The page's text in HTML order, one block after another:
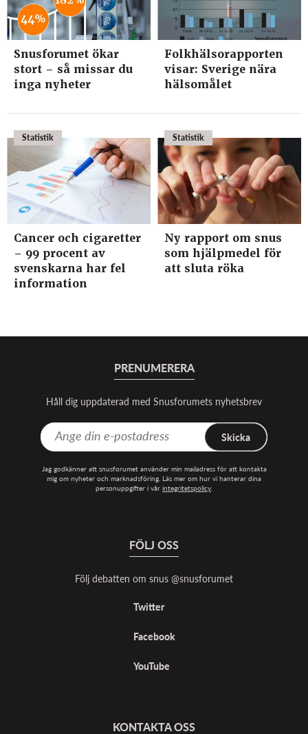
Snusforumet ökar
stort – så missar du
inga nyheter
Folkhälsorapporten
visar: Sverige nära
hälsomålet
Statistik
Cancer och cigaretter
– 99 procent av
svenskarna har fel
information
Statistik
Ny rapport om snus
som hjälpmedel för
att sluta röka
PRENUMERERA
Håll dig uppdaterad med Snusforumets nyhetsbrev
Skicka
Jag godkänner att snusforumet använder min mailadress för att kontakta
mig om nyheter och marknadsföring. Läs mer om hur vi hanterar dina
personuppgifter i vår integritetspolicy.
FÖLJ OSS
Följ debatten om snus @snusforumet
Twitter
Facebook
YouTube
KONTAKTA OSS